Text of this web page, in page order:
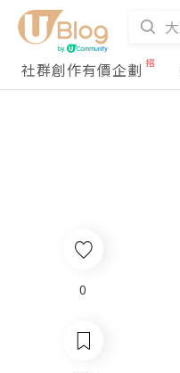
社群創作有價企劃
0